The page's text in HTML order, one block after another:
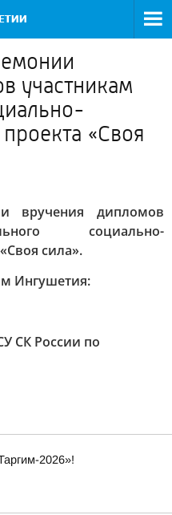
участникам
«Своя
вручения дипломов
социально-
сила».
Ингушетия:
СК России по
2026»!